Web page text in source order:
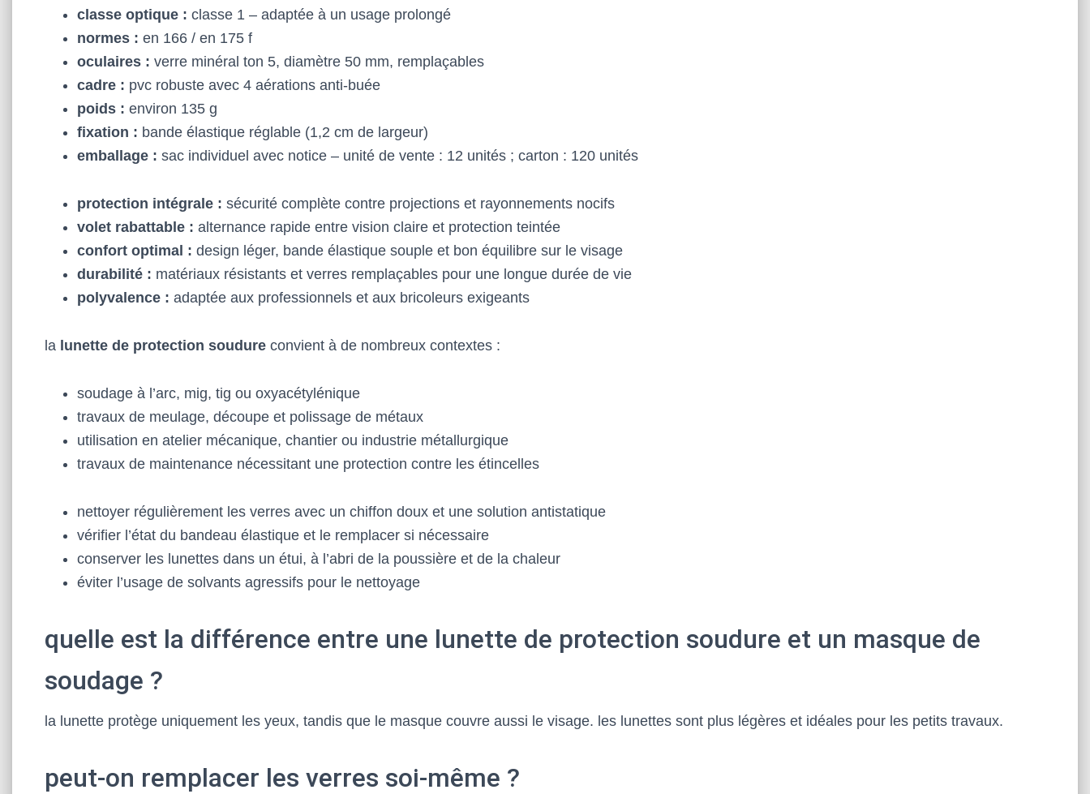
classe optique : classe 1 – adaptée à un usage prolongé
normes : en 166 / en 175 f
oculaires : verre minéral ton 5, diamètre 50 mm, remplaçables
cadre : pvc robuste avec 4 aérations anti-buée
poids : environ 135 g
fixation : bande élastique réglable (1,2 cm de largeur)
emballage : sac individuel avec notice – unité de vente : 12 unités ; carton : 120 unités
protection intégrale : sécurité complète contre projections et rayonnements nocifs
volet rabattable : alternance rapide entre vision claire et protection teintée
confort optimal : design léger, bande élastique souple et bon équilibre sur le visage
durabilité : matériaux résistants et verres remplaçables pour une longue durée de vie
polyvalence : adaptée aux professionnels et aux bricoleurs exigeants
la lunette de protection soudure convient à de nombreux contextes :
soudage à l’arc, mig, tig ou oxyacétylénique
travaux de meulage, découpe et polissage de métaux
utilisation en atelier mécanique, chantier ou industrie métallurgique
travaux de maintenance nécessitant une protection contre les étincelles
nettoyer régulièrement les verres avec un chiffon doux et une solution antistatique
vérifier l’état du bandeau élastique et le remplacer si nécessaire
conserver les lunettes dans un étui, à l’abri de la poussière et de la chaleur
éviter l’usage de solvants agressifs pour le nettoyage
quelle est la différence entre une lunette de protection soudure et un masque de
soudage ?
la lunette protège uniquement les yeux, tandis que le masque couvre aussi le visage. les lunettes sont plus légères et idéales pour les petits travaux.
peut-on remplacer les verres soi-même ?